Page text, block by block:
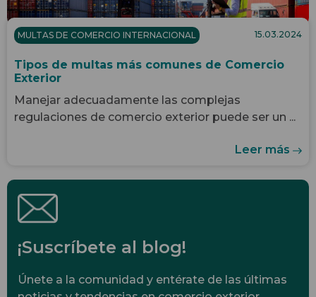
MULTAS DE COMERCIO INTERNACIONAL 15.03.2024
Tipos de multas más comunes de Comercio
Exterior
Manejar adecuadamente las complejas
regulaciones de comercio exterior puede ser un ...
Leer más
¡Suscríbete al blog!
Únete a la comunidad y entérate de las últimas